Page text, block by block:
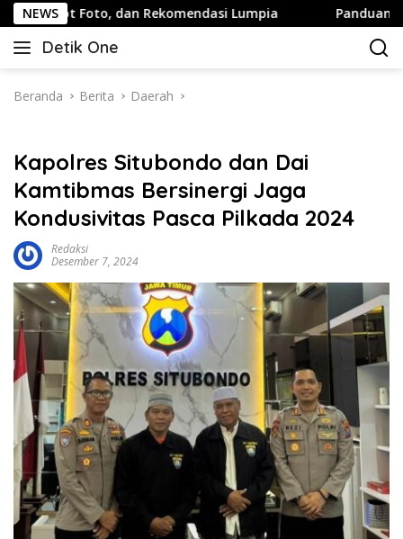
Langsung
ke
konten
NEWS
dan Rekomendasi Lumpia Panduan Wisata
Detik One
Tajam
Fakta
Beranda Berita Daerah
Kapolres Situbondo dan Dai
Kamtibmas Bersinergi Jaga
Kondusivitas Pasca Pilkada 2024
Redaksi
Desember 7, 2024